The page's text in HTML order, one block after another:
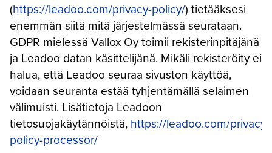
(https://leadoo.com/privacy-policy/) tietääksesi
enemmän siitä mitä järjestelmässä seurataan.
GDPR mielessä Vallox Oy toimii rekisterinpitäjänä
ja Leadoo datan käsittelijänä. Mikäli rekisteröity ei
halua, että Leadoo seuraa sivuston käyttöä,
voidaan seuranta estää tyhjentämällä selaimen
välimuisti. Lisätietoja Leadoon
tietosuojakäytännöistä, https://leadoo.com/privacy-
policy-processor/